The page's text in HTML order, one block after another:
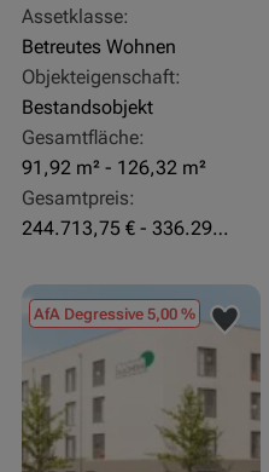
Assetklasse:
Betreutes Wohnen
Objekteigenschaft:
Bestandsobjekt
Gesamtfläche:
91,92 m² - 126,32 m²
Gesamtpreis:
244.713,75 € - 336.292 €
AfA Degressive 5,00 %